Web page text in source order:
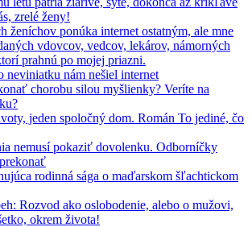
zrelé ženy!
ženíchov ponúka internet ostatným, ale mne
vdovcov, vedcov, lekárov, námorných
prahnú po mojej priazni.
neviniatku nám nešiel internet
chorobu silou myšlienky? Veríte na
jeden spoločný dom. Román To jediné, čo
nemusí pokaziť dovolenku. Odborníčky
rodinná sága o maďarskom šľachtickom
Rozvod ako oslobodenie, alebo o mužovi,
okrem života!